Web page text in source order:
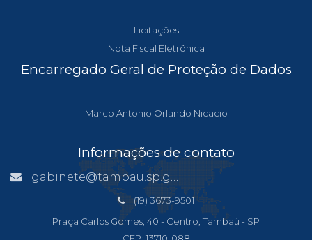
Licitações
Nota Fiscal Eletrônica
Encarregado Geral de Proteção de Dados
Marco Antonio Orlando Nicacio
Informações de contato
gabinete@tambau.sp.gov.br
(19) 3673-9501
Praça Carlos Gomes, 40 - Centro, Tambaú - SP